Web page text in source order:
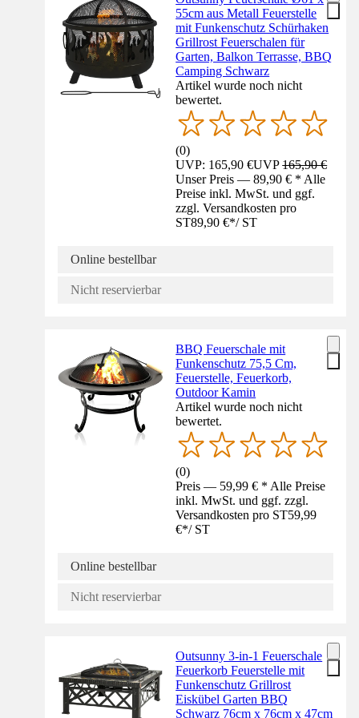
55cm aus Metall Feuerstelle
mit Funkenschutz Schürhaken
Grillrost Feuerschalen für
Garten, Balkon Terrasse, BBQ
Camping Schwarz
Artikel wurde noch nicht
bewertet.
(0)
UVP: 165,90 €UVP165,90 €
Unser Preis — 89,90 € * Alle
Preise inkl. MwSt. und ggf.
zzgl. Versandkosten pro
ST89,90 €*/ ST
Online bestellbar
Nicht reservierbar
BBQ Feuerschale mit
Funkenschutz 75,5 Cm,
Feuerstelle, Feuerkorb,
Outdoor Kamin
Artikel wurde noch nicht
bewertet.
(0)
Preis — 59,99 € * Alle Preise
inkl. MwSt. und ggf. zzgl.
Versandkosten pro ST59,99
€*/ ST
Online bestellbar
Nicht reservierbar
Outsunny 3-in-1 Feuerschale
Feuerkorb Feuerstelle mit
Funkenschutz Grillrost
Eiskübel Garten BBQ
Schwarz 76cm x 76cm x 47cm